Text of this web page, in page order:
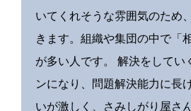
いてくれそうな雰囲気のため
きます。組織や集団の中で「
が多い人です。 解決をしてい
ンになり、問題解決能力に長
いが激しく、さみしがり屋さ